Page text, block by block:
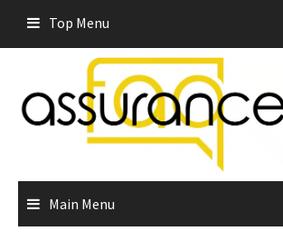
content
Top Menu
Main Menu